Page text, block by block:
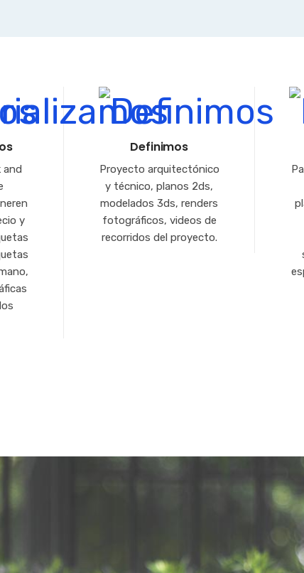
and
y
Definimos
Proyecto arquitectónico
y técnico, planos 2ds,
modelados 3ds, renders
fotográficos, videos de
recorridos del proyecto.